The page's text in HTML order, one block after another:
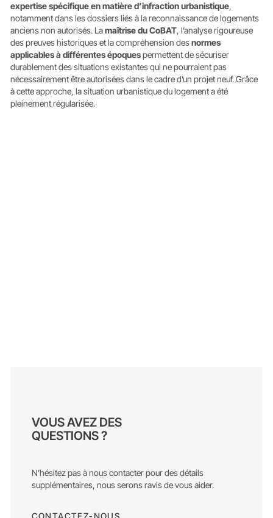
expertise spécifique en matière d’infraction urbanistique,
notamment dans les dossiers liés à la reconnaissance de logements
anciens non autorisés. Lamaîtrise du CoBAT, l’analyse rigoureuse
des preuves historiques et la compréhension desnormes
applicables à différentes époquespermettent de sécuriser
durablement des situations existantes qui ne pourraient pas
nécessairement être autorisées dans le cadre d’un projet neuf. Grâce
à cette approche, la situation urbanistique du logement a été
pleinement régularisée.
VOUS AVEZ DES
QUESTIONS ?
N’hésitez pas à nous contacter pour des détails
supplémentaires, nous serons ravis de vous aider.
CONTACTEZ-NOUS